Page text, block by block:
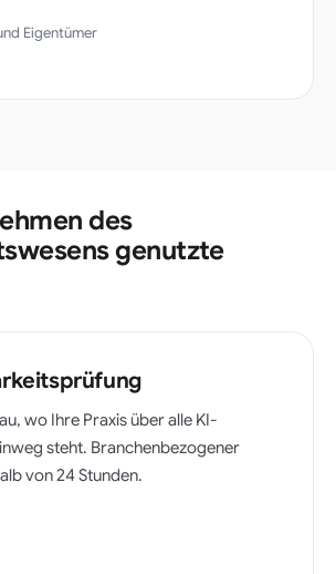
Eigentümer
des
genutzte
wo Ihre Praxis über alle KI-
steht. Branchenbezogener
von 24 Stunden.